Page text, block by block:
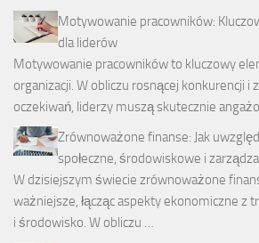
Motywowanie pracowników:
dla liderów
Motywowanie pracowników to kluczowy
organizacji. W obliczu rosnącej konkurencji i
oczekiwań, liderzy muszą skutecznie
Zrównoważone finanse: Jak
społeczne, środowiskowe i
W dzisiejszym świecie zrównoważone
ważniejsze, łącząc aspekty ekonomiczne z
i środowisko. W obliczu …